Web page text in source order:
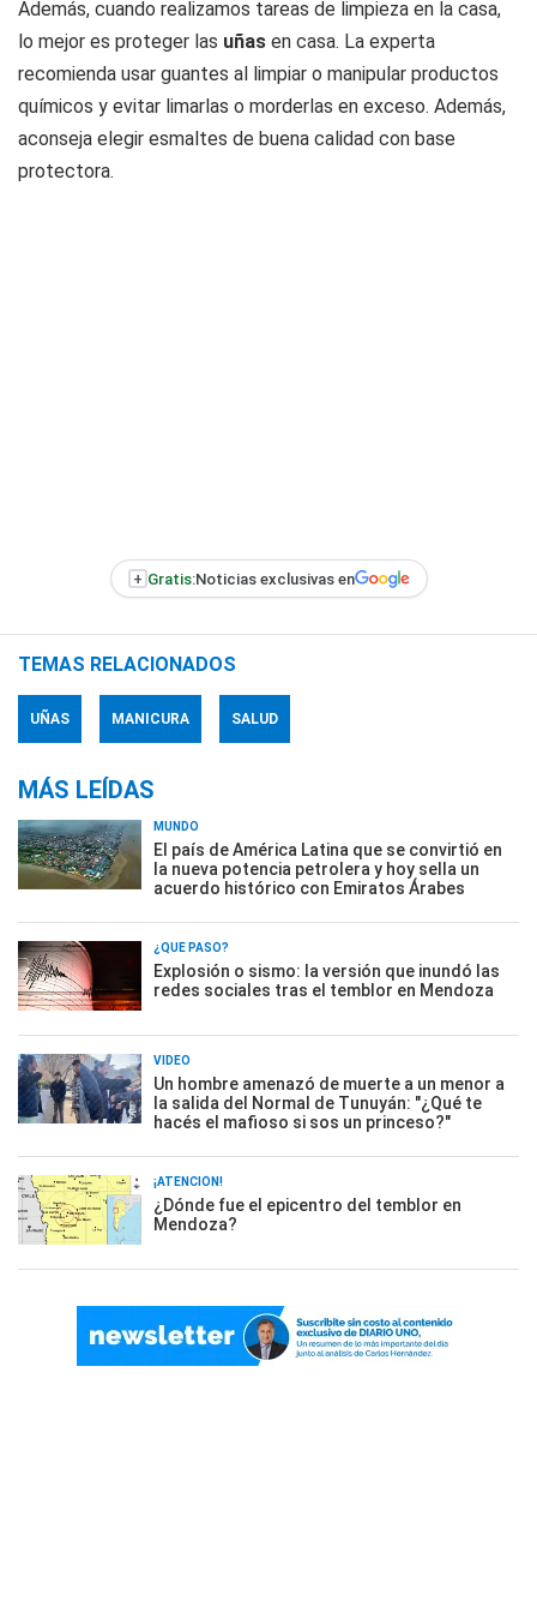
Además, cuando realizamos tareas de limpieza en la casa,
lo mejor es proteger las uñas en casa. La experta
recomienda usar guantes al limpiar o manipular productos
químicos y evitar limarlas o morderlas en exceso. Además,
aconseja elegir esmaltes de buena calidad con base
protectora.
+ Gratis:Noticias exclusivas en
TEMAS RELACIONADOS
UÑAS MANICURA SALUD
MÁS LEÍDAS
MUNDO
El país de América Latina que se convirtió en
la nueva potencia petrolera y hoy sella un
acuerdo histórico con Emiratos Árabes
¿QUÉ PASÓ?
Explosión o sismo: la versión que inundó las
redes sociales tras el temblor en Mendoza
VIDEO
Un hombre amenazó de muerte a un menor a
la salida del Normal de Tunuyán: "¿Qué te
hacés el mafioso si sos un princeso?"
¡ATENCIÓN!
¿Dónde fue el epicentro del temblor en
Mendoza?